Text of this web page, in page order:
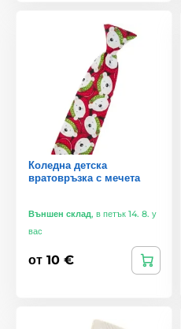
Коледна детска
вратовръзка с мечета
Външен склад, в петък 14. 8. у
вас
от 10 €